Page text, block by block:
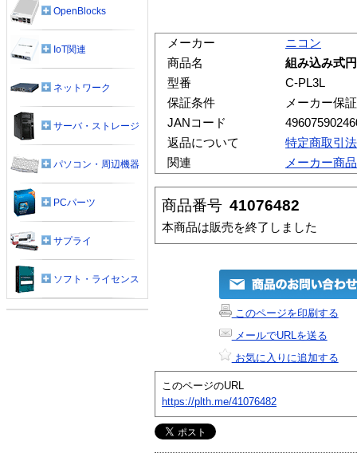
メーカー
ニコン
商品名
組み込み式
型番
C-PL3L
保証条件
メーカー保証
JANコード
返品について
特定商取引
関連
メーカー商
商品番号 41076482
本商品は販売を終了しました
このページを印刷する
メールでURLを送る
お気に入りに追加する
このページのURL
https://plth.me/41076482
OpenBlocks
IoT関連
ネットワーク
サーバ・ストレージ
パソコン・周辺機器
PCパーツ
サプライ
ソフト・ライセンス